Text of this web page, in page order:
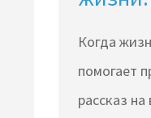
Когда
помогает
рассказ